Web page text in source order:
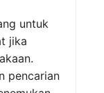
untuk
jika
pencarian